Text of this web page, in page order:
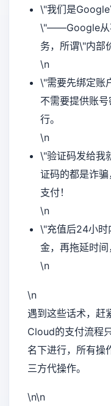
\"我们是
\"——Google从
务，所谓\"内部
\n
\"需要先绑定
不需要提供账
行。
\n
\"验证码发给
证码的都是诈
支付！
\n
\"充值后24小
金，再拖延时间
\n
\n
遇到这些话术，赶
Cloud的支付流程
名下进行，所有操
三方代操作。
\n\n